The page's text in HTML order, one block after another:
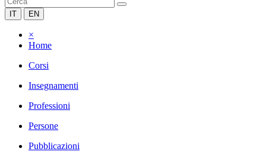
IT EN
×
Home
Corsi
Insegnamenti
Professioni
Persone
Pubblicazioni